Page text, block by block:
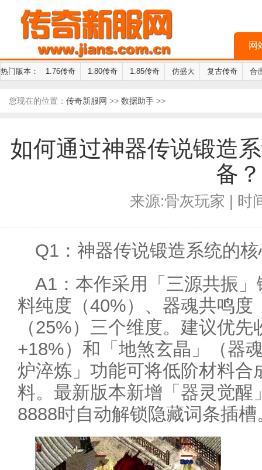
网
热门版本： 1.76传奇 1.80传奇 1.85传奇 仿盛大 复古传奇 合
您现在的位置： 传奇新服网 >> 数据助手 >>
如何通过神器传说锻造
备？
来源:骨灰玩家 | 时
Q1：神器传说锻造系统的
A1：本作采用「三源共振
料纯度（40%）、器魂共鸣度
（25%）三个维度。建议优
+18%）和「地煞玄晶」（器
炉淬炼」功能可将低阶材料合
料。最新版本新增「器灵觉醒
8888时自动解锁隐藏词条插槽